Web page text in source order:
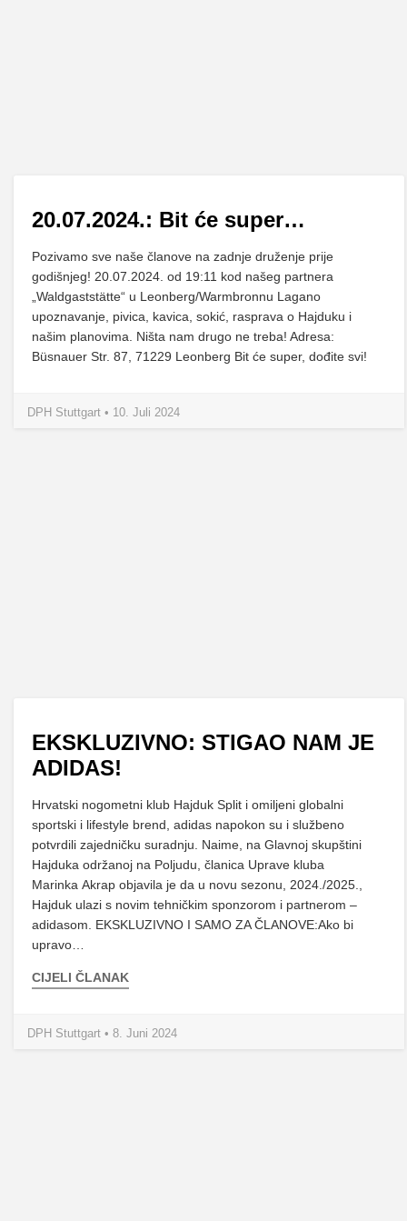
20.07.2024.: Bit će super…
Pozivamo sve naše članove na zadnje druženje prije
godišnjeg! 20.07.2024. od 19:11 kod našeg partnera
„Waldgaststätte“ u Leonberg/Warmbronnu Lagano
upoznavanje, pivica, kavica, sokić, rasprava o Hajduku i
našim planovima. Ništa nam drugo ne treba! Adresa:
Büsnauer Str. 87, 71229 Leonberg Bit će super, dođite svi!
DPH Stuttgart • 10. Juli 2024
EKSKLUZIVNO: STIGAO NAM JE
ADIDAS!
Hrvatski nogometni klub Hajduk Split i omiljeni globalni
sportski i lifestyle brend, adidas napokon su i službeno
potvrdili zajedničku suradnju. Naime, na Glavnoj skupštini
Hajduka održanoj na Poljudu, članica Uprave kluba
Marinka Akrap objavila je da u novu sezonu, 2024./2025.,
Hajduk ulazi s novim tehničkim sponzorom i partnerom –
adidasom. EKSKLUZIVNO I SAMO ZA ČLANOVE:Ako bi
upravo…
CIJELI ČLANAK
DPH Stuttgart • 8. Juni 2024